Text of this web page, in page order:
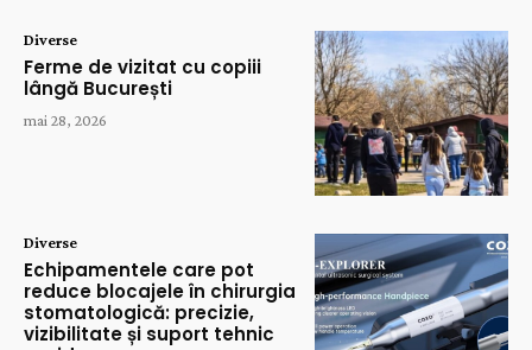
Diverse
Ferme de vizitat cu copiii
lângă București
mai 28, 2026
Diverse
Echipamentele care pot
reduce blocajele în chirurgia
stomatologică: precizie,
vizibilitate și suport tehnic